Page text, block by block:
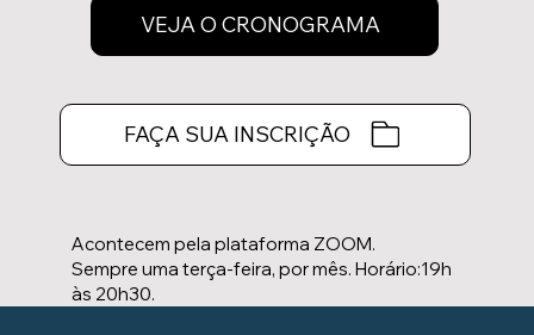
Acontecem pela plataforma ZOOM.
Sempre uma terça-feira, por mês. Horário:19h
às 20h30.
FAÇA SUA INSCRIÇÃO
VEJA O CRONOGRAMA